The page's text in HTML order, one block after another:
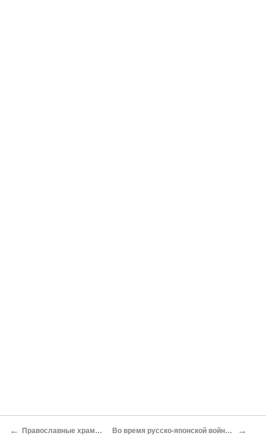
← Православные храмы в Кансае Во время русско-японской войны и после нее →